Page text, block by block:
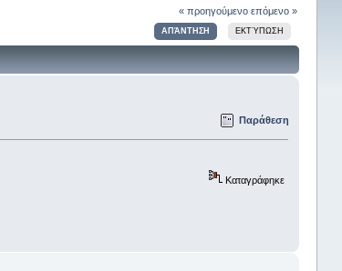
« προηγούμενο επόμενο »
ΑΠΆΝΤΗΣΗ ΕΚΤΎΠΩΣΗ
Παράθεση
Καταγράφηκε